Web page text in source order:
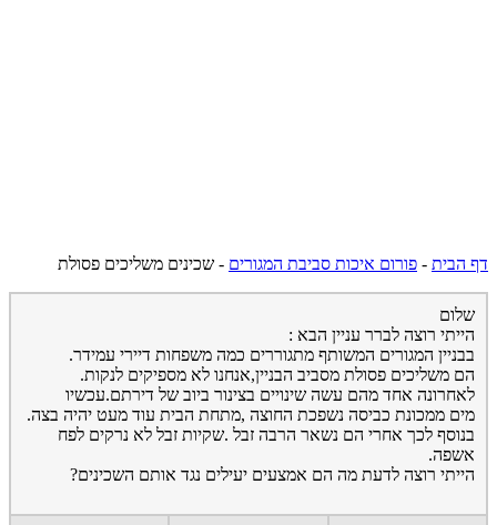
דף הבית - פורום איכות סביבת המגורים - שכינים משליכים פסולת
שלום
הייתי רוצה לברר עניין הבא :
בבניין המגורים המשותף מתגוררים כמה משפחות דיירי עמידר.
הם משליכים פסולת מסביב הבניין,אנחנו לא מספיקים לנקות.
לאחרונה אחד מהם עשה שינויים בצינור ביוב של דירתם.עכשיו
מים ממכונת כביסה נשפכת החוצה ,מתחת הבית עוד מעט יהיה בצה.
בנוסף לכך אחרי הם נשאר הרבה זבל .שקיות זבל לא נרקים לפח
אשפה.
הייתי רוצה לדעת מה הם אמצעים יעילים נגד אותם השכינים?